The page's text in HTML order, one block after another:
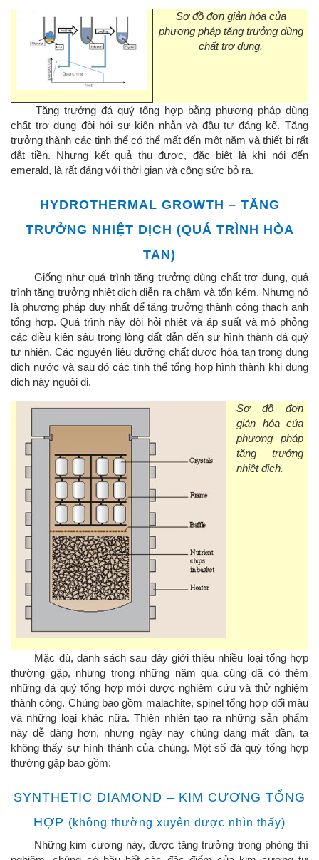
Sơ đồ đơn giản hóa của
phương pháp tăng trưởng dùng
chất trợ dung.
Tăng trưởng đá quý tổng hợp bằng phương pháp dùng
chất trợ dung đòi hỏi sự kiên nhẫn và đầu tư đáng kể. Tăng
trưởng thành các tinh thể có thể mất đến một năm và thiết bị rất
đắt tiền. Nhưng kết quả thu được, đặc biệt là khi nói đến
emerald, là rất đáng với thời gian và công sức bỏ ra.
HYDROTHERMAL GROWTH – TĂNG
TRƯỞNG NHIỆT DỊCH (QUÁ TRÌNH HÒA
TAN)
Giống như quá trình tăng trưởng dùng chất trợ dung, quá
trình tăng trưởng nhiệt dịch diễn ra chậm và tốn kém. Nhưng nó
là phương pháp duy nhất để tăng trưởng thành công thạch anh
tổng hợp. Quá trình này đòi hỏi nhiệt và áp suất và mô phỏng
các điều kiện sâu trong lòng đất dẫn đến sự hình thành đá quý
tự nhiên. Các nguyên liệu dưỡng chất được hòa tan trong dung
dịch nước và sau đó các tinh thể tổng hợp hình thành khi dung
dịch này nguội đi.
Sơ đồ đơn
giản hóa của
phương pháp
tăng trưởng
nhiệt dịch.
Mặc dù, danh sách sau đây giới thiệu nhiều loại tổng hợp
thường gặp, nhưng trong những năm qua cũng đã có thêm
những đá quý tổng hợp mới được nghiêm cứu và thử nghiệm
thành công. Chúng bao gồm malachite, spinel tổng hợp đổi màu
và những loại khác nữa. Thiên nhiên tạo ra những sản phẩm
này dễ dàng hơn, nhưng ngày nay chúng đang mất dần, ta
không thấy sự hình thành của chúng. Một số đá quý tổng hợp
thường gặp bao gồm:
SYNTHETIC DIAMOND – KIM CƯƠNG TỔNG
HỢP (không thường xuyên được nhìn thấy)
Những kim cương này, được tăng trưởng trong phòng thí